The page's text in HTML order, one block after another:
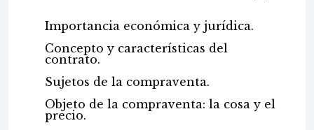
Importancia económica y jurídica.
Concepto y características del
contrato.
Sujetos de la compraventa.
Objeto de la compraventa: la cosa y el
precio.